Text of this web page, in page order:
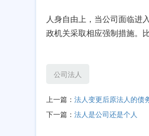
人身自由上，当公司面临进
政机关采取相应强制措施。
公司法人
上一篇： 法人变更后原法人的债
下一篇： 法人是公司还是个人